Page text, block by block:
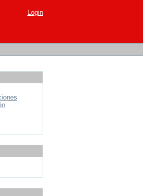
Login